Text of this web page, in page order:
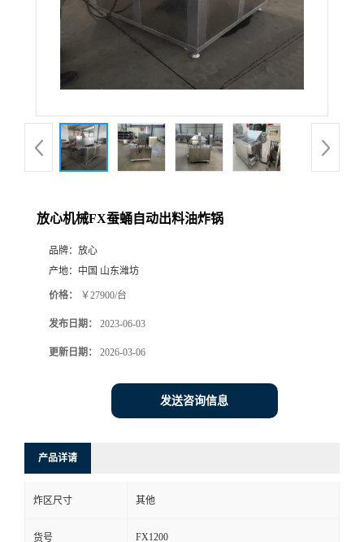
放心机械FX蚕蛹自动出料油炸锅
品牌： 放心
产地： 中国 山东潍坊
价格： ￥27900/台
发布日期： 2023-06-03
更新日期： 2026-03-06
发送咨询信息
产品详请
炸区尺寸 其他
货号 FX1200